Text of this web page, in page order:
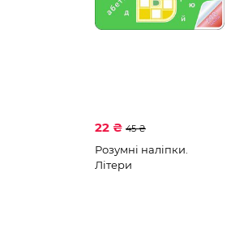
22 ₴ 45 ₴
Розумні наліпки.
Літери